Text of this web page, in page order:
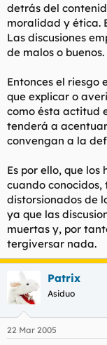
detrás del
moralidad y ética.
Las discusiones
de malos o buenos.
Entonces el riesgo
que explicar o
como ésta actitud
tenderá a
convengan a la
Es por ello, que los
cuando conocidos,
distorsionados de
ya que las
muertas y, por
tergiversar nada.
Patrix
Asiduo
22 Mar 2005